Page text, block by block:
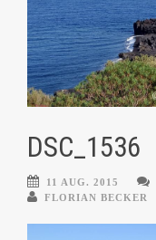
DSC_1536
11 AUG. 2015
FLORIAN BECKER